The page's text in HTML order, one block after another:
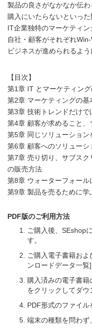
製品の良さがなかなか伝わ
購入にいたらないといった
IT企業独特のマーケティン
自社・顧客がそれぞれ
ビジネスが進められるよう
【目次】
第1章 IT とマーケティン
第2章 マーケティングの
第3章 技術トレンドだけ
第4章 顧客が求めること、
第5章 同じソリューショ
第6章 顧客へのソリュー
第7章 売り切り、サブス
の販売方法
第8章 ウォーターフォー
第9章 製品を売るために学
PDF版のご利用方法
ご購入後、SEshop
す。
ご購入電子書籍お
ンロードデータ一覧
購入済みの電子書
をクリックしてダウ
PDF形式のファイル
端末の種類を問わず